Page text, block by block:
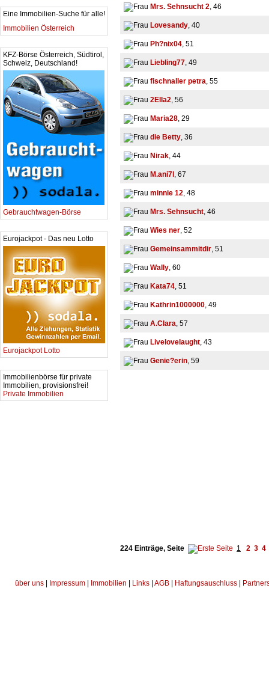
Eine Immobilien-Suche für alle!
Immobilien Österreich
KFZ-Börse Österreich, Südtirol,
Schweiz, Deutschland!
Gebrauchtwagen-Börse
Eurojackpot - Das neu Lotto
Eurojackpot Lotto
Immobilienbörse für private
Immobilien, provisionsfrei!
Private Immobilien
Mrs. Sehnsucht 2, 46
Lovesandy, 40
Ph?nix04, 51
Liebling77, 49
fischnaller petra, 55
2Ella2, 56
Maria28, 29
die Betty, 36
Nirak, 44
M.ani7l , 67
minnie 12, 48
Mrs. Sehnsucht, 46
Wies ner, 52
Gemeinsammitdir, 51
Wally, 60
Kata74, 51
Kathrin1000000, 49
A.Clara, 57
Livelovelaught, 43
Genie?erin, 59
224 Einträge, Seite 1 2 3 4
über uns Impressum Immobilien Links AGB Haftungsauschluss